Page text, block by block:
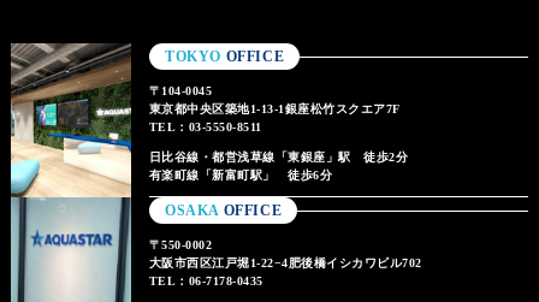
TOKYO OFFICE
〒104-0045
東京都中央区築地1-13-1銀座松竹スクエア7F
TEL：03-5550-8511
日比谷線・都営浅草線「東銀座」駅 徒歩2分
有楽町線「新富町駅」 徒歩6分
OSAKA OFFICE
〒550-0002
大阪市西区江戸堀1-22−4肥後橋イシカワビル702
TEL：06-7178-0435